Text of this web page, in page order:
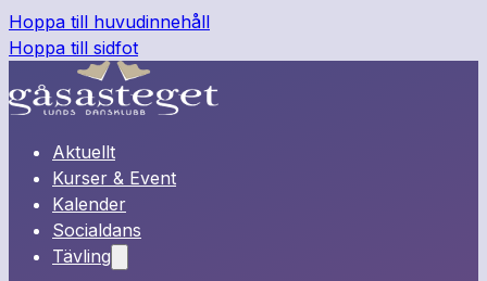
Hoppa till huvudinnehåll
Hoppa till sidfot
Aktuellt
Kurser & Event
Kalender
Socialdans
Tävling